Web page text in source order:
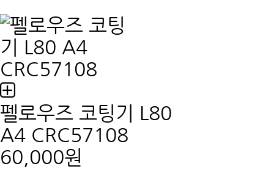
펠로우즈 코팅기 L80
A4 CRC57108
60,000원